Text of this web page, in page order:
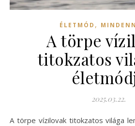
ÉLETMÓD ,
A törpe
titokzatos
2025.03.22.
A törpe vízilovak titokzatos világa lenyűgöző és sokszínű,